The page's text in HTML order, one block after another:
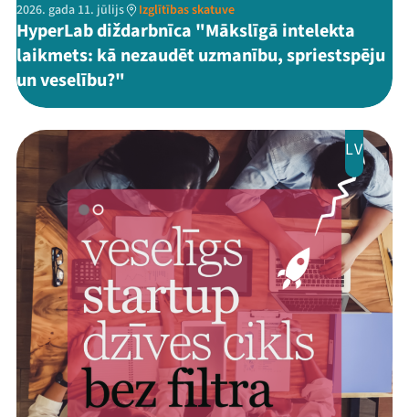
2026. gada 11. jūlijs Izglītības skatuve
HyperLab diždarbnīca "Mākslīgā intelekta
laikmets: kā nezaudēt uzmanību, spriestspēju
un veselību?"
LV